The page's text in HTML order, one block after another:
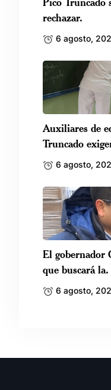
rechazar.
6 agosto,
Auxiliares de
Truncado
6 agosto,
El gobernador
que buscará la.
6 agosto,